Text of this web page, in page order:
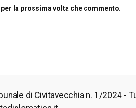
la prossima volta che commento.
di Civitavecchia n. 1/2024 -